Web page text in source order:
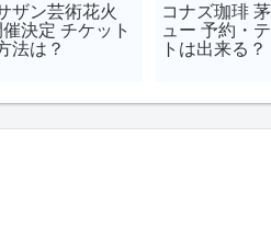
ザン芸術花火
決定 チケット
法は？
コナズ珈琲
ュー 予約・
トは出来る？